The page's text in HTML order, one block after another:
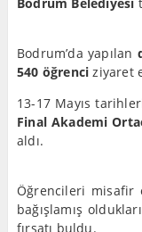
Bodrum’da yapılan
540 öğrenci ziyaret
13-17 Mayıs
Final Akademi
aldı.
Öğrencileri misafir
bağışlamış
fırsatı buldu.